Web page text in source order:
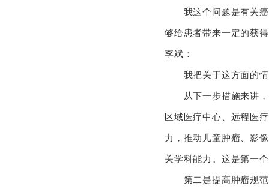
我这个问题是有关癌
够给患者带来一定的
李斌：
我把关于这方面的情
从下一步措施来讲，
区域医疗中心、远程医
力，推动儿童肿瘤、影
关学科能力。这是第
第二是提高肿瘤规范